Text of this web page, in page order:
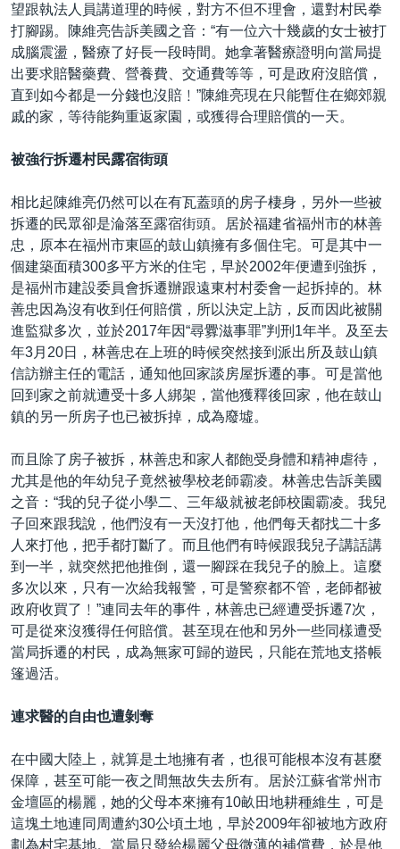
望跟執法人員講道理的時候，對方不但不理會，還對村民拳
打腳踢。陳維亮告訴美國之音：“有一位六十幾歲的女士被打
成腦震盪，醫療了好長一段時間。她拿著醫療證明向當局提
出要求賠醫藥費、營養費、交通費等等，可是政府沒賠償，
直到如今都是一分錢也沒賠﹗”陳維亮現在只能暫住在鄉郊親
戚的家，等待能夠重返家園，或獲得合理賠償的一天。
被強行拆遷村民露宿街頭
相比起陳維亮仍然可以在有瓦蓋頭的房子棲身，另外一些被
拆遷的民眾卻是淪落至露宿街頭。居於福建省福州市的林善
忠，原本在福州市東區的鼓山鎮擁有多個住宅。可是其中一
個建築面積300多平方米的住宅，早於2002年便遭到強拆，
是福州市建設委員會拆遷辦跟遠東村村委會一起拆掉的。林
善忠因為沒有收到任何賠償，所以決定上訪，反而因此被關
進監獄多次，並於2017年因“尋釁滋事罪”判刑1年半。及至去
年3月20日，林善忠在上班的時候突然接到派出所及鼓山鎮
信訪辦主任的電話，通知他回家談房屋拆遷的事。可是當他
回到家之前就遭受十多人綁架，當他獲釋後回家，他在鼓山
鎮的另一所房子也已被拆掉，成為廢墟。
而且除了房子被拆，林善忠和家人都飽受身體和精神虐待，
尤其是他的年幼兒子竟然被學校老師霸凌。林善忠告訴美國
之音：“我的兒子從小學二、三年級就被老師校園霸凌。我兒
子回來跟我說，他們沒有一天沒打他，他們每天都找二十多
人來打他，把手都打斷了。而且他們有時候跟我兒子講話講
到一半，就突然把他推倒，還一腳踩在我兒子的臉上。這麼
多次以來，只有一次給我報警，可是警察都不管，老師都被
政府收買了﹗”連同去年的事件，林善忠已經遭受拆遷7次，
可是從來沒獲得任何賠償。甚至現在他和另外一些同樣遭受
當局拆遷的村民，成為無家可歸的遊民，只能在荒地支搭帳
篷過活。
連求醫的自由也遭剝奪
在中國大陸上，就算是土地擁有者，也很可能根本沒有甚麼
保障，甚至可能一夜之間無故失去所有。居於江蘇省常州市
金壇區的楊麗，她的父母本來擁有10畝田地耕種維生，可是
這塊土地連同周遭約30公頃土地，早於2009年卻被地方政府
劃為村宅基地。當局只發給楊麗父母微薄的補償費，於是他